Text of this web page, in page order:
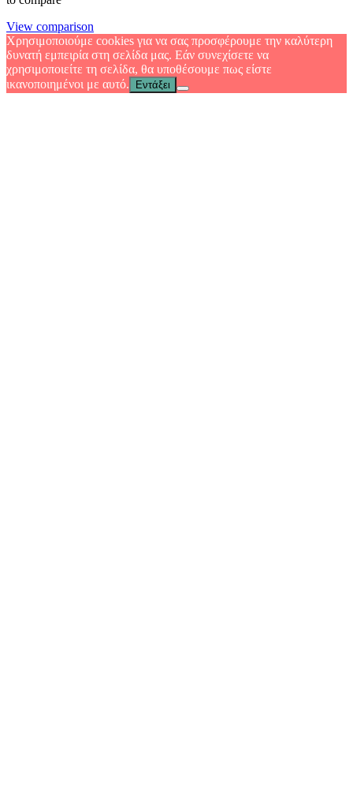
View comparison
Χρησιμοποιούμε cookies για να σας προσφέρουμε την καλύτερη
δυνατή εμπειρία στη σελίδα μας. Εάν συνεχίσετε να
χρησιμοποιείτε τη σελίδα, θα υποθέσουμε πως είστε
ικανοποιημένοι με αυτό.
Εντάξει